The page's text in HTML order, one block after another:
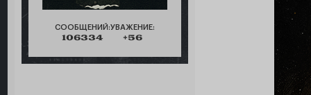
СООБЩЕНИЙ:
106334
УВАЖЕНИЕ:
+56